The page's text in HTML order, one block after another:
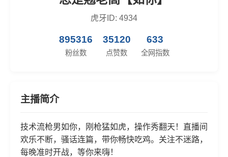
虎牙ID: 4934
895316
粉丝数
35120
点赞数
633
全网指数
主播简介
技术流枪男如你，刚枪猛如虎，操作秀翻天！直播间
欢乐不断，骚话连篇，带你畅快吃鸡。关注不迷路，
每晚准时开战，等你来嗨！